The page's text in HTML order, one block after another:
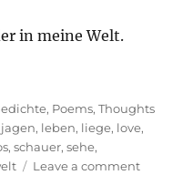
in meine Welt.
, Poems,Thoughts
jagen, leben, liege, love,
,schauer,sehe,
Leave a commenton